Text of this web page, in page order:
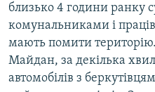
близько 4 години ранку
комунальниками і
мають помити
Майдан, за декілька
автомобілів з